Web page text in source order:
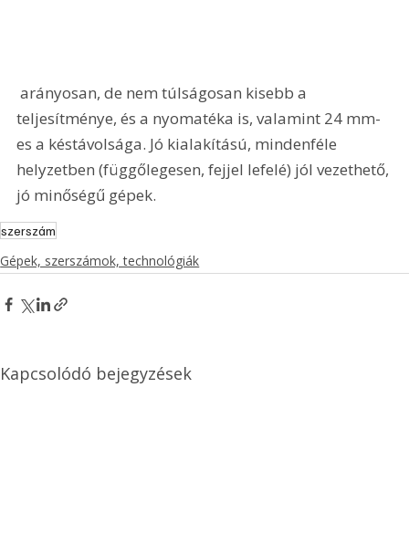
arányosan, de nem túlságosan kisebb a
teljesítménye, és a nyomatéka is, valamint 24 mm-
es a késtávolsága. Jó kialakítású, mindenféle
helyzetben (függőlegesen, fejjel lefelé) jól vezethető,
jó minőségű gépek.
szerszám
Gépek, szerszámok, technológiák
Kapcsolódó bejegyzések